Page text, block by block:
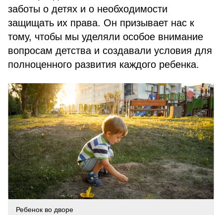
заботы о детях и о необходимости
защищать их права. Он призывает нас к
тому, чтобы мы уделяли особое внимание
вопросам детства и создавали условия для
полноценного развития каждого ребенка.
Ребенок во дворе